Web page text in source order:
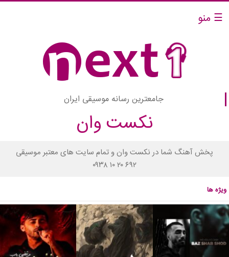
☰ منو
جامعترین رسانه موسیقی ایران
نکست وان
پخش آهنگ شما در نکست وان و تمام سایت های معتبر موسیقی
۰۹۳۸ ۱۰ ۲۰ ۶۹۲
ویژه ها